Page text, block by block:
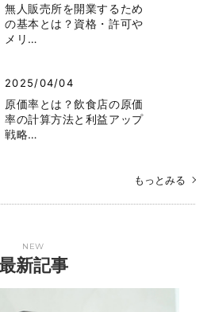
無人販売所を開業するため
の基本とは？資格・許可や
メリ…
2025/04/04
原価率とは？飲食店の原価
率の計算方法と利益アップ
戦略…
もっとみる
NEW
新記事